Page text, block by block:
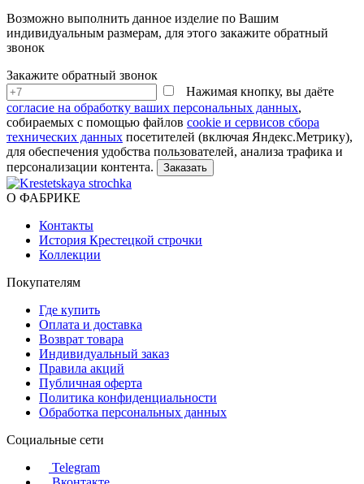
Возможно выполнить данное изделие по Вашим
индивидуальным размерам, для этого закажите обратный
звонок
Закажите обратный звонок
Нажимая кнопку, вы даёте
согласие на обработку ваших персональных данных,
собираемых с помощью файлов cookie и сервисов сбора
технических данных посетителей (включая Яндекс.Метрику),
для обеспечения удобства пользователей, анализа трафика и
персонализации контента.
О ФАБРИКЕ
Контакты
История Крестецкой строчки
Коллекции
Покупателям
Где купить
Оплата и доставка
Возврат товара
Индивидуальный заказ
Правила акций
Публичная оферта
Политика конфиденциальности
Обработка персональных данных
Социальные сети
Telegram